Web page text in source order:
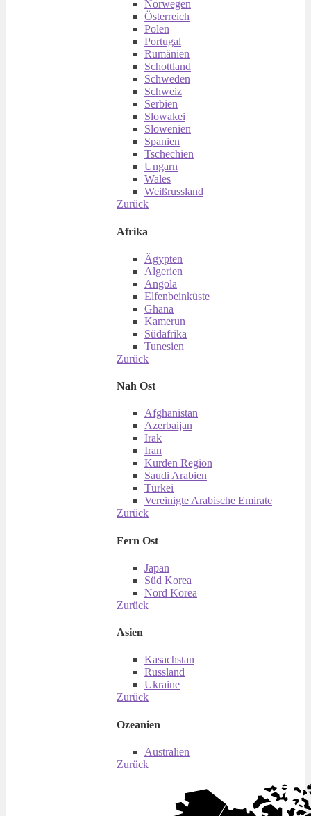
Norwegen
Österreich
Polen
Portugal
Rumänien
Schottland
Schweden
Schweiz
Serbien
Slowakei
Slowenien
Spanien
Tschechien
Ungarn
Wales
Weißrussland
Zurück
Afrika
Ägypten
Algerien
Angola
Elfenbeinküste
Ghana
Kamerun
Südafrika
Tunesien
Zurück
Nah Ost
Afghanistan
Azerbaijan
Irak
Iran
Kurden Region
Saudi Arabien
Türkei
Vereinigte Arabische Emirate
Zurück
Fern Ost
Japan
Süd Korea
Nord Korea
Zurück
Asien
Kasachstan
Russland
Ukraine
Zurück
Ozeanien
Australien
Zurück